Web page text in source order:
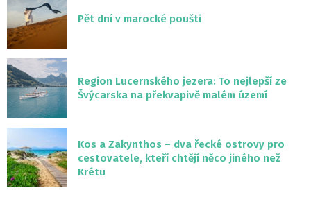
Pět dní v marocké poušti
Region Lucernského jezera: To nejlepší ze
Švýcarska na překvapivě malém území
Kos a Zakynthos – dva řecké ostrovy pro
cestovatele, kteří chtějí něco jiného než
Krétu